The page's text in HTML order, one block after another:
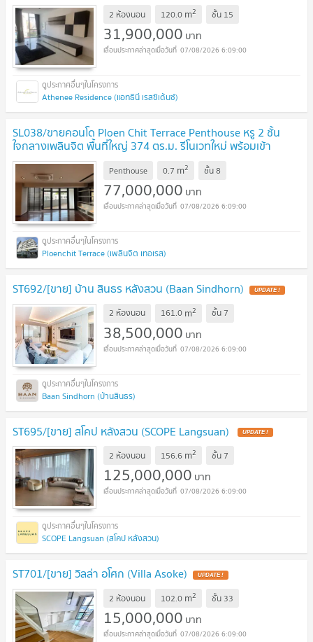
2 ห้องนอน 120.0 m2 ชั้น 15
31,900,000 บาท
07/08/2026 6:09:00
Athenee Residence (แอทธินี เรสซิเด้นซ์)
SL038/ขายคอนโด Ploen Chit Terrace Penthouse หรู 2 ชั้น
ใจกลางเพลินจิต พื้นที่ใหญ่ 374 ตร.ม. รีโนเวทใหม่ พร้อมเข้า
อยู่
Penthouse 0.7 m2 ชั้น8
77,000,000 บาท
07/08/2026 6:09:00
Ploenchit Terrace (เพลินจิต เทอเรส)
ST692/[ขาย] บ้าน สินธร หลังสวน (Baan Sindhorn)
2 ห้องนอน 161.0 m2 ชั้น 7
38,500,000 บาท
07/08/2026 6:09:00
Baan Sindhorn (บ้านสินธร)
ST695/[ขาย] สโคป หลังสวน (SCOPE Langsuan)
2 ห้องนอน 156.6 m2 ชั้น 7
125,000,000 บาท
07/08/2026 6:09:00
SCOPE Langsuan (สโคป หลังสวน)
ST701/[ขาย] วิลล่า อโศก (Villa Asoke)
2 ห้องนอน 102.0 m2 ชั้น 33
15,000,000 บาท
07/08/2026 6:09:00